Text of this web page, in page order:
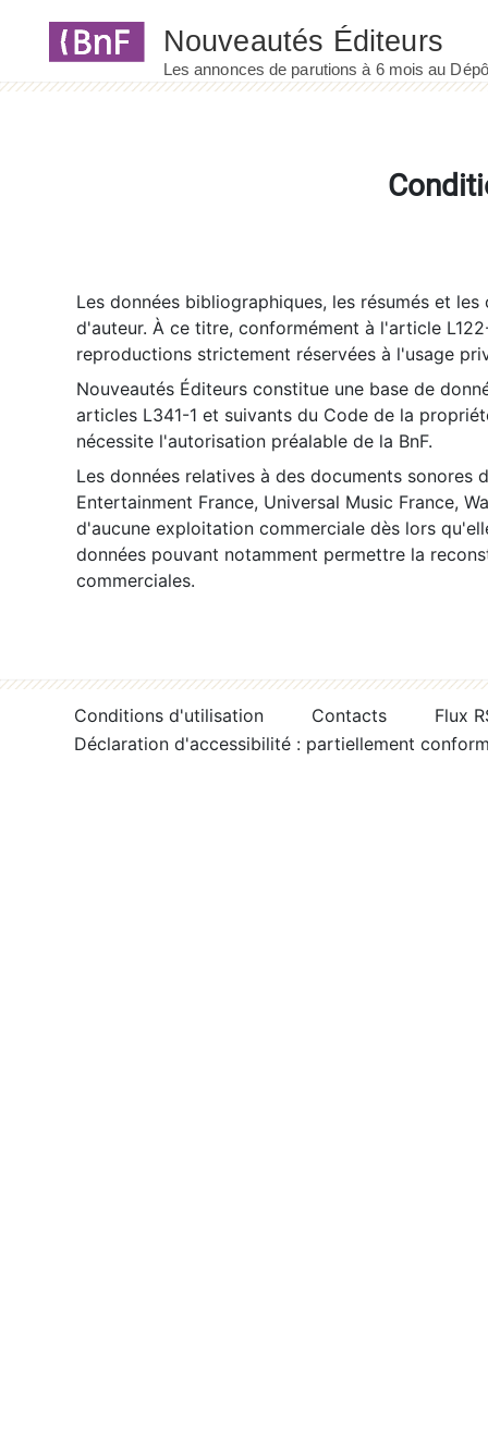
Les données bibliographiques, les résumés et
d'auteur. À ce titre, conformément à l'article
reproductions strictement réservées à l'usage
Nouveautés Éditeurs constitue une base de
articles L341-1 et suivants du Code de la
nécessite l'autorisation préalable de la BnF.
Les données relatives à des documents sonores
Entertainment France, Universal Music France,
d'aucune exploitation commerciale dès lors
données pouvant notamment permettre la
commerciales.
Conditions d'utilisation Contacts
Flux
Déclaration d'accessibilité : partiellement